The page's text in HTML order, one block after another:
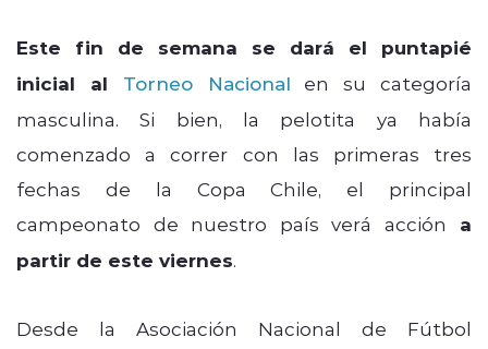
Este fin de semana se dará el puntapié
inicial al Torneo Nacional en su categoría
masculina. Si bien, la pelotita ya había
comenzado a correr con las primeras tres
fechas de la Copa Chile, el principal
campeonato de nuestro país verá acción a
partir de este viernes.
Desde la Asociación Nacional de Fútbol